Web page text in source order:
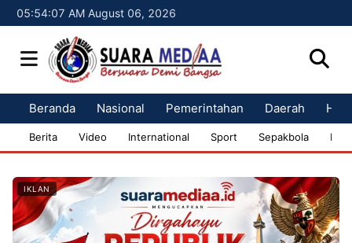
05:54:08 AM August 06, 2026
Beranda Nasional Pemerintahan Daerah
Berita Video International Sport Sepakbola
IKLAN